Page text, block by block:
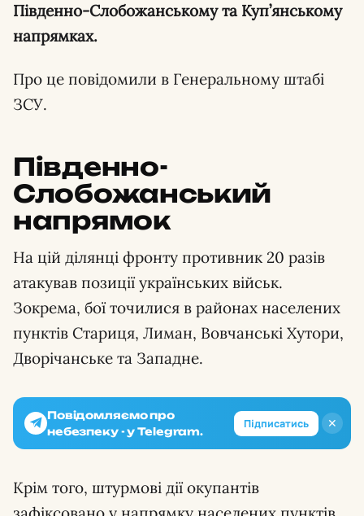
Південно-Слобожанському та Куп’янському
напрямках.
Про це повідомили в Генеральному штабі
ЗСУ.
Південно-
Слобожанський
напрямок
На цій ділянці фронту противник 20 разів
атакував позиції українських військ.
Зокрема, бої точилися в районах населених
пунктів Стариця, Лиман, Вовчанські Хутори,
Дворічанське та Западне.
✕
Повідомляємо про
небезпеку - у Telegram.
Підписатись
Крім того, штурмові дії окупантів